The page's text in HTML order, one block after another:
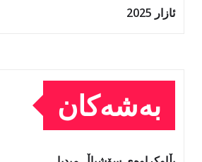
ئازار 2025
بەشەکان